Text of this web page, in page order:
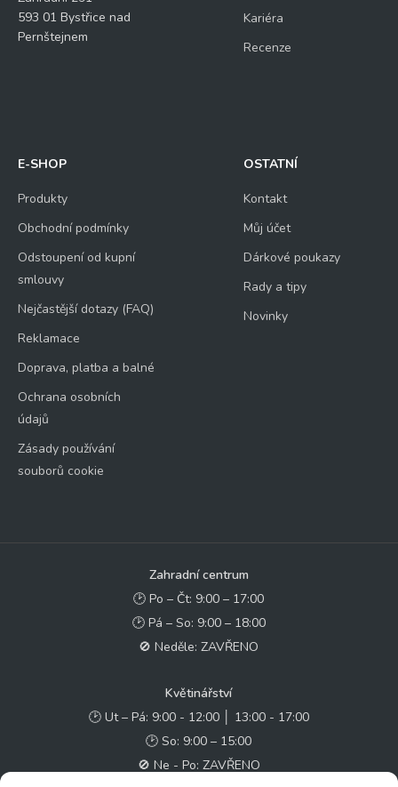
593 01 Bystřice nad
Pernštejnem
Kariéra
Recenze
E-SHOP
Produkty
Obchodní podmínky
Odstoupení od kupní
smlouvy
Nejčastější dotazy (FAQ)
Reklamace
Doprava, platba a balné
Ochrana osobních
údajů
Zásady používání
souborů cookie
OSTATNÍ
Kontakt
Můj účet
Dárkové poukazy
Rady a tipy
Novinky
Zahradní centrum
🕑 Po – Čt: 9:00 – 17:00
🕑 Pá – So: 9:00 – 18:00
🚫 Neděle: ZAVŘENO
Květinářství
🕑 Ut – Pá: 9:00 - 12:00 │ 13:00 - 17:00
🕑 So: 9:00 – 15:00
🚫 Ne - Po: ZAVŘENO